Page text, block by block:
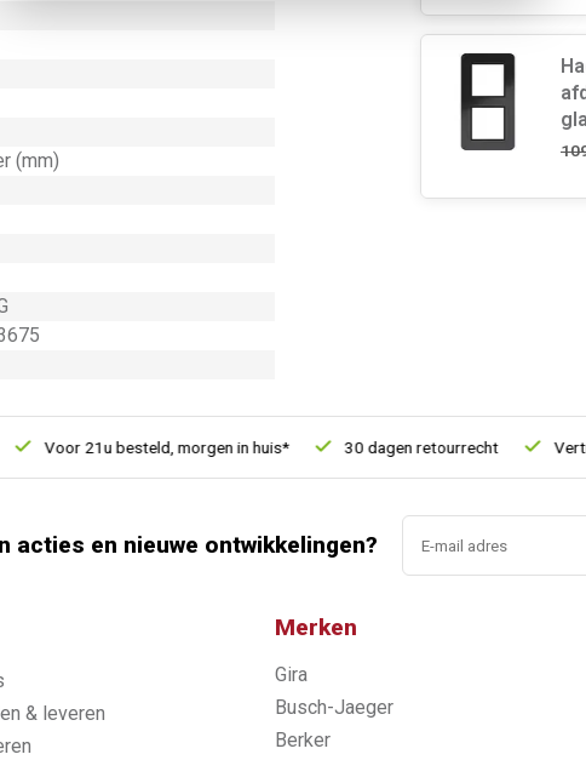
(mm)
Voor 21u besteld, morgen in huis* 30 dagen retourrecht
acties en nieuwe ontwikkelingen?
& leveren
Merken
Gira
Busch-Jaeger
Berker